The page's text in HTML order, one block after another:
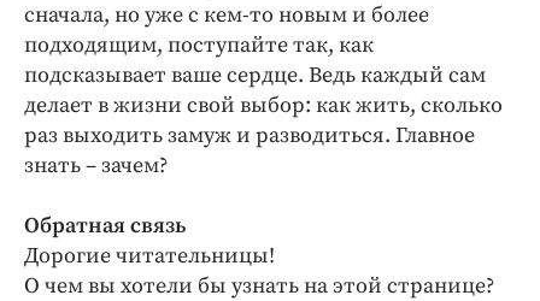
сначала, но уже с кем-то новым и более
подходящим, поступайте так, как
подсказывает ваше сердце. Ведь каждый сам
делает в жизни свой выбор: как жить, сколько
раз выходить замуж и разводиться. Главное
знать – зачем?
Обратная связь
Дорогие читательницы!
О чем вы хотели бы узнать на этой странице?